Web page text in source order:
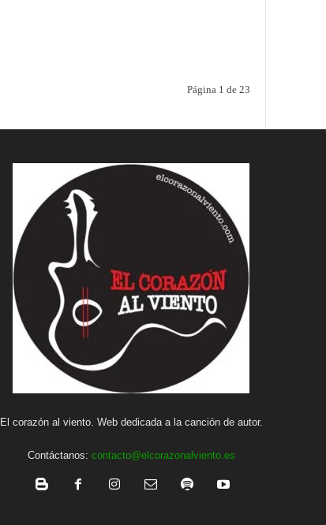
Página 1 de 23
El corazón al viento. Web dedicada a la canción de autor.
Contáctanos: contacto@elcorazonalviento.es